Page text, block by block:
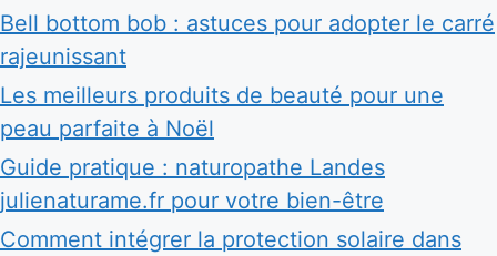
Bell bottom bob : astuces pour adopter le carré
rajeunissant
Les meilleurs produits de beauté pour une
peau parfaite à Noël
Guide pratique : naturopathe Landes
julienaturame.fr pour votre bien-être
Comment intégrer la protection solaire dans